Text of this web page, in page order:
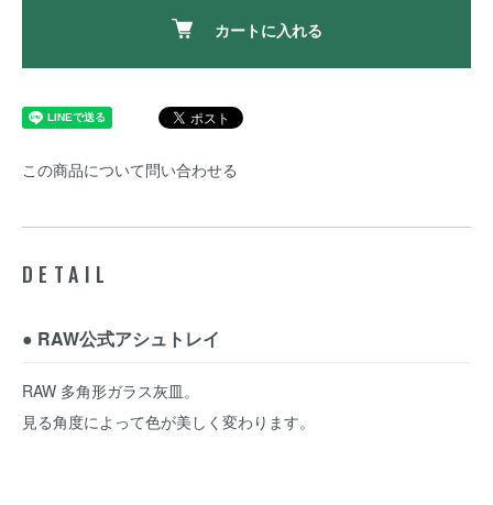
カートに入れる
この商品について問い合わせる
DETAIL
● RAW公式アシュトレイ
RAW 多角形ガラス灰皿。
見る角度によって色が美しく変わります。